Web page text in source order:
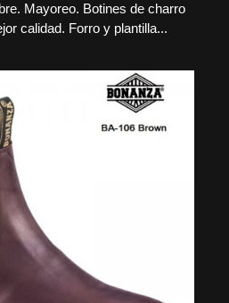
Mayoreo. Botines de charro
calidad. Forro y plantilla...